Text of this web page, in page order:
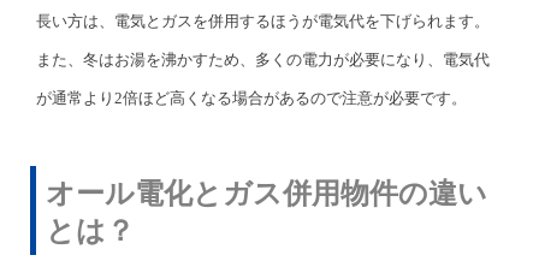
長い方は、電気とガスを併用するほうが電気代を下げられます。
また、冬はお湯を沸かすため、多くの電力が必要になり、電気代
が通常より2倍ほど高くなる場合があるので注意が必要です。
オール電化とガス併用物件の違い
とは？